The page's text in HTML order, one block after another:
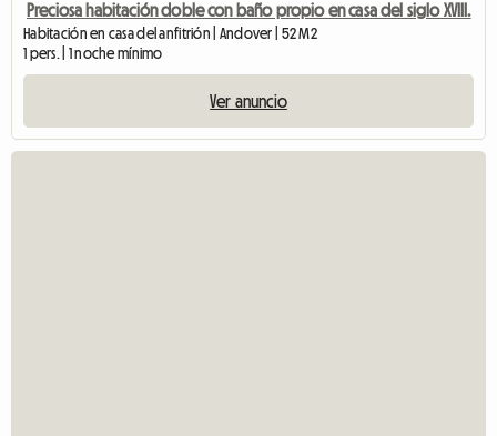
Preciosa habitación doble con baño propio en casa del siglo XVIII.
Habitación en casa del anfitrión | Andover | 52 M2
1 pers. | 1 noche mínimo
Ver anuncio